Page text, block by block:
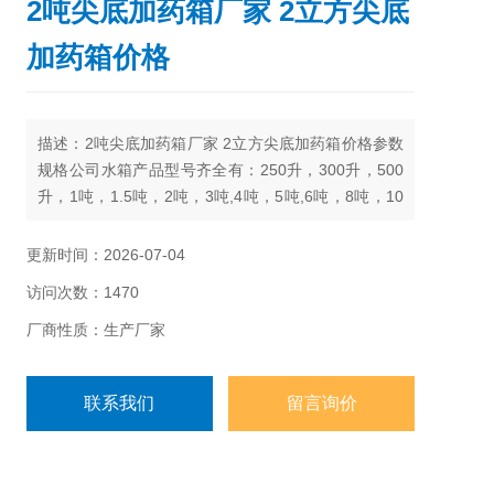
2吨尖底加药箱厂家 2立方尖底
加药箱价格
描述：2吨尖底加药箱厂家 2立方尖底加药箱价格参数
规格公司水箱产品型号齐全有：250升，300升，500
升，1吨，1.5吨，2吨，3吨,4吨，5吨,6吨，8吨，10
更新时间：2026-07-04
访问次数：1470
厂商性质：生产厂家
联系我们 留言询价